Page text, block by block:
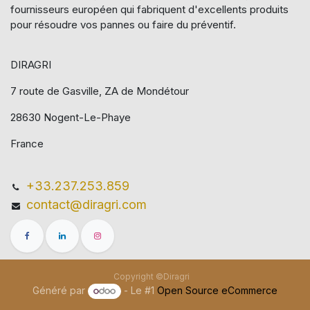
fournisseurs européen qui​ fabriquent d'excellents produits
pour résoudre vos pannes ou faire du préventif.
DIRAGRI
7 route de Gasville, ZA de Mondétour
28630 Nogent-Le-Phaye
France
+33.237.253.859
contact@diragri.com
Copyright ©Diragri
Généré par - Le #1Open Source eCommerce